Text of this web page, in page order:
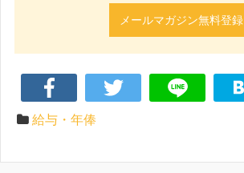
メールマガジン無料登録
給与・年俸